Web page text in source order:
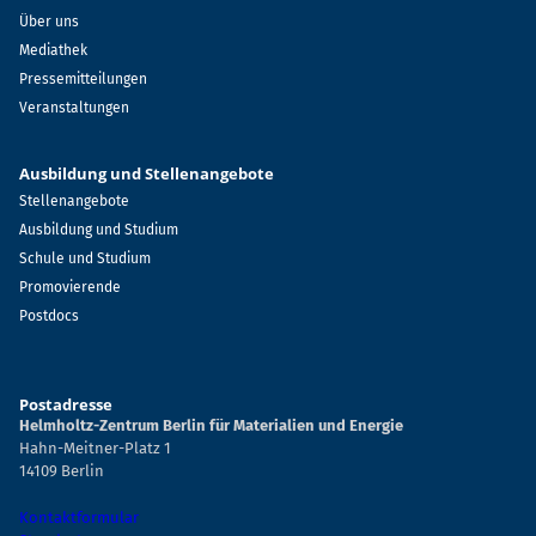
Über uns
Mediathek
Pressemitteilungen
Veranstaltungen
Ausbildung und Stellenangebote
Stellenangebote
Ausbildung und Studium
Schule und Studium
Promovierende
Postdocs
Postadresse
Helmholtz-Zentrum Berlin für Materialien und Energie
Hahn-Meitner-Platz 1
14109 Berlin
Kontaktformular